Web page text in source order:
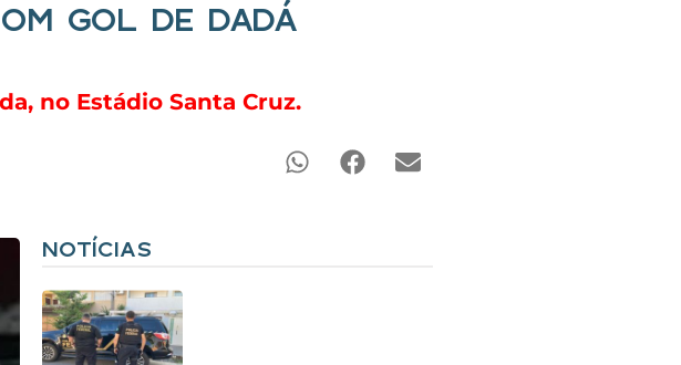
GOL DE DADÁ
no Estádio Santa Cruz.
NOTÍCIAS